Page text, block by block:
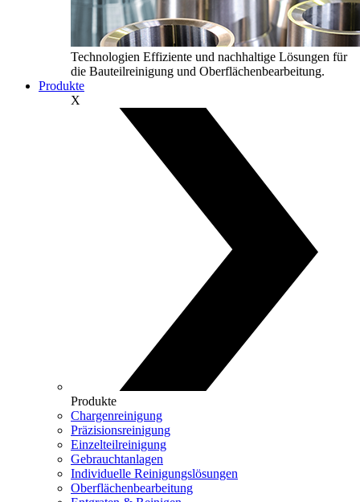
Technologien Effiziente und nachhaltige Lösungen für
die Bauteilreinigung und Oberflächenbearbeitung.
Produkte
X
Produkte
Chargenreinigung
Präzisionsreinigung
Einzelteilreinigung
Gebrauchtanlagen
Individuelle Reinigungslösungen
Oberflächenbearbeitung